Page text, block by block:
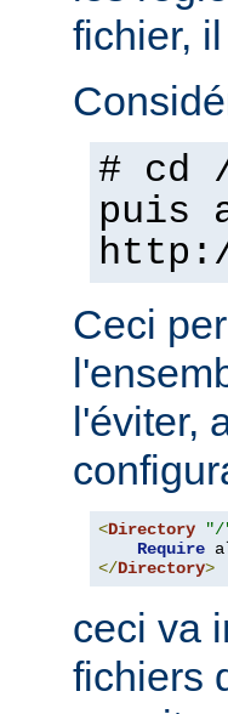
fichier,
# cd
puis
Ceci
l'éviter,
<Directory "/
Require
</Directory>
ceci va
fichiers